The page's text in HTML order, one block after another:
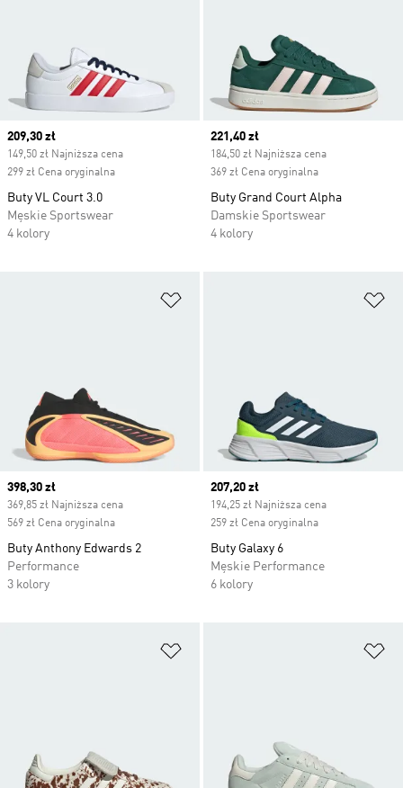
Current price
209,30 zł
149,50 zł Najniższa cena
299 zł Cena oryginalna
Buty VL Court 3.0
Męskie Sportswear
4 kolory
Current price
221,40 zł
184,50 zł Najniższa cena
369 zł Cena oryginalna
Buty Grand Court Alpha
Damskie Sportswear
4 kolory
Current price
398,30 zł
369,85 zł Najniższa cena
569 zł Cena oryginalna
Buty Anthony Edwards 2
Performance
3 kolory
Current price
207,20 zł
194,25 zł Najniższa cena
259 zł Cena oryginalna
Buty Galaxy 6
Męskie Performance
6 kolory